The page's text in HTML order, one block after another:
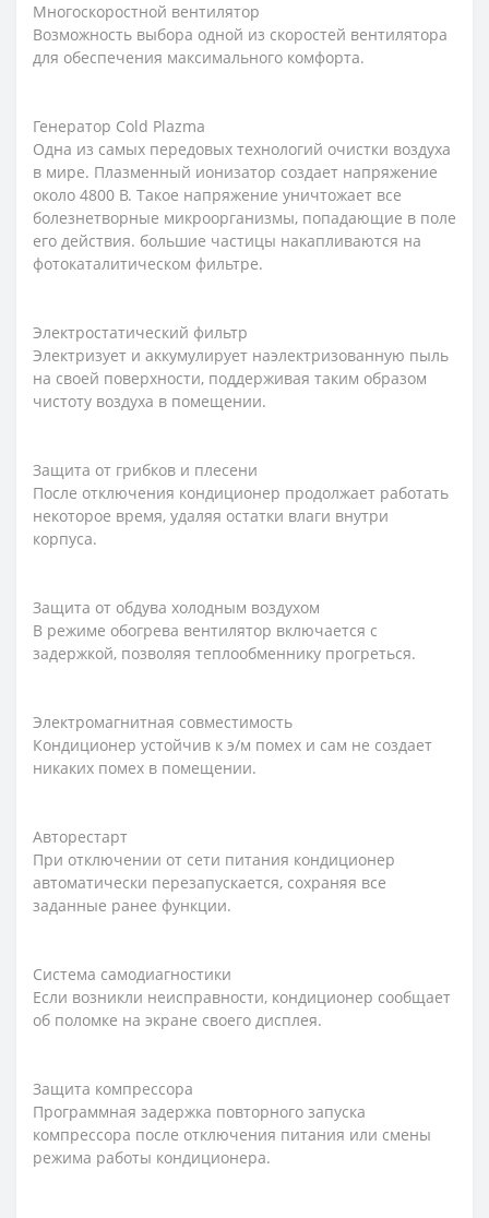
Многоскоростной вентилятор
Возможность выбора одной из скоростей вентилятора
для обеспечения максимального комфорта.
Генератор Cold Plazma
Одна из самых передовых технологий очистки воздуха
в мире. Плазменный ионизатор создает напряжение
около 4800 В. Такое напряжение уничтожает все
болезнетворные микроорганизмы, попадающие в поле
его действия. большие частицы накапливаются на
фотокаталитическом фильтре.
Электростатический фильтр
Электризует и аккумулирует наэлектризованную пыль
на своей поверхности, поддерживая таким образом
чистоту воздуха в помещении.
Защита от грибков и плесени
После отключения кондиционер продолжает работать
некоторое время, удаляя остатки влаги внутри
корпуса.
Защита от обдува холодным воздухом
В режиме обогрева вентилятор включается с
задержкой, позволяя теплообменнику прогреться.
Электромагнитная совместимость
Кондиционер устойчив к э/м помех и сам не создает
никаких помех в помещении.
Авторестарт
При отключении от сети питания кондиционер
автоматически перезапускается, сохраняя все
заданные ранее функции.
Система самодиагностики
Если возникли неисправности, кондиционер сообщает
об поломке на экране своего дисплея.
Защита компрессора
Программная задержка повторного запуска
компрессора после отключения питания или смены
режима работы кондиционера.